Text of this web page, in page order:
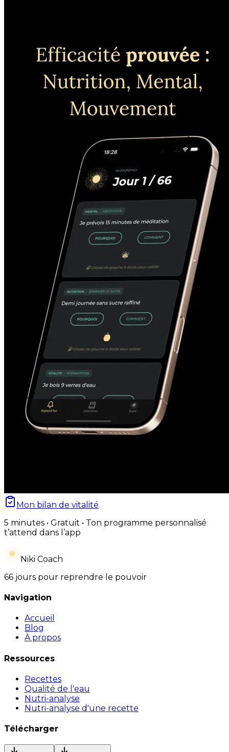
Mon bilan de vitalité
5 minutes • Gratuit • Ton programme personnalisé
t’attend dans l’app
Niki Coach
66 jours pour reprendre le pouvoir
Navigation
Accueil
Blog
À propos
Ressources
Recettes
Qualité de l'eau
Nutri-analyse
Nutri-analyse d'une recette
Télécharger